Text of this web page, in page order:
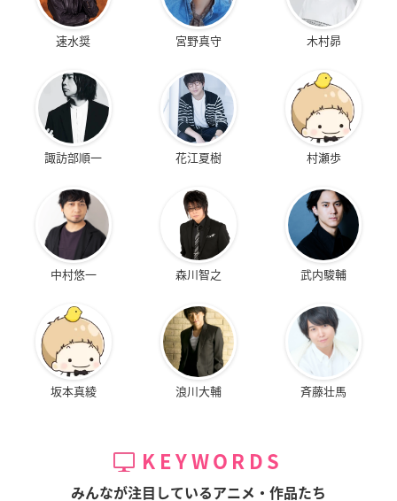
速水奨 宮野真守 木村昴
諏訪部順一 花江夏樹 村瀬歩
中村悠一 森川智之 武内駿輔
坂本真綾 浪川大輔 斉藤壮馬
KEYWORDS
みんなが注目しているアニメ・作品たち